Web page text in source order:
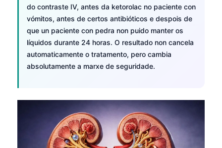
do contraste IV, antes da ketorolac no paciente con
vómitos, antes de certos antibióticos e despois de
que un paciente con pedra non puido manter os
líquidos durante 24 horas. O resultado non cancela
automaticamente o tratamento, pero cambia
absolutamente a marxe de seguridade.